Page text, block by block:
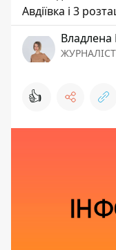
Авдіївка і 3
ЖУРНАЛІСТ
👍